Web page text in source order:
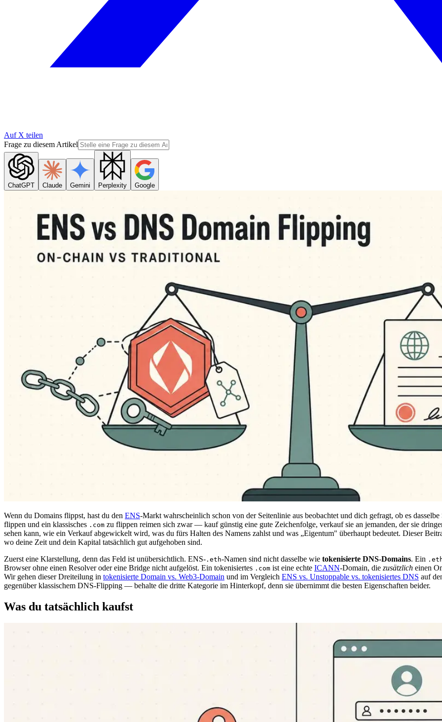
Auf X teilen
Frage zu diesem Artikel
ChatGPT Claude Gemini Perplexity Google
Wenn du Domains flippst, hast du den ENS-Markt wahrscheinlich schon von der Seitenlinie aus beobachtet und dich gefragt, ob es
flippen und ein klassisches .com zu flippen reimen sich zwar — kauf günstig eine gute Zeichenfolge, verkauf sie an jemanden, der sie
sehen kann, wie ein Verkauf abgewickelt wird, was du fürs Halten des Namens zahlst und was „Eigentum" überhaupt bedeutet. Dieser
wo deine Zeit und dein Kapital tatsächlich gut aufgehoben sind.
Zuerst eine Klarstellung, denn das Feld ist unübersichtlich. ENS- .eth-Namen sind nicht dasselbe wie tokenisierte DNS-Domains. Ein
Browser ohne einen Resolver oder eine Bridge nicht aufgelöst. Ein tokenisiertes .com ist eine echte ICANN-Domain, die zusätzlich einen
Wir gehen dieser Dreiteilung in tokenisierte Domain vs. Web3-Domain und im Vergleich ENS vs. Unstoppable vs. tokenisiertes DNS auf
gegenüber klassischem DNS-Flipping — behalte die dritte Kategorie im Hinterkopf, denn sie übernimmt die besten Eigenschaften beider.
Was du tatsächlich kaufst